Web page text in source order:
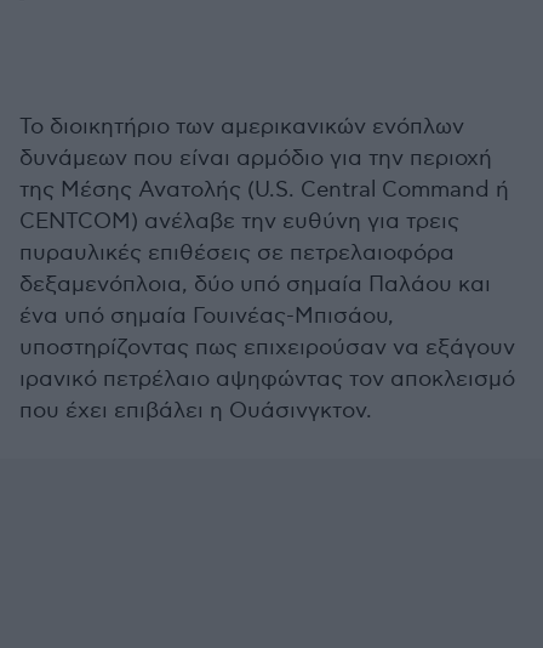
Το διοικητήριο των αμερικανικών ενόπλων
δυνάμεων που είναι αρμόδιο για την περιοχή
της Μέσης Ανατολής (U.S. Central Command ή
CENTCOM) ανέλαβε την ευθύνη για τρεις
πυραυλικές επιθέσεις σε πετρελαιοφόρα
δεξαμενόπλοια, δύο υπό σημαία Παλάου και
ένα υπό σημαία Γουινέας-Μπισάου,
υποστηρίζοντας πως επιχειρούσαν να εξάγουν
ιρανικό πετρέλαιο αψηφώντας τον αποκλεισμό
που έχει επιβάλει η Ουάσινγκτον.